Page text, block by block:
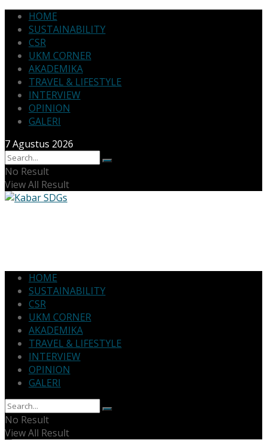
HOME
SUSTAINABILITY
CSR
UKM CORNER
AKADEMIKA
TRAVEL & LIFESTYLE
INTERVIEW
OPINION
GALERI
7 Agustus 2026
No Result
View All Result
HOME
SUSTAINABILITY
CSR
UKM CORNER
AKADEMIKA
TRAVEL & LIFESTYLE
INTERVIEW
OPINION
GALERI
No Result
View All Result